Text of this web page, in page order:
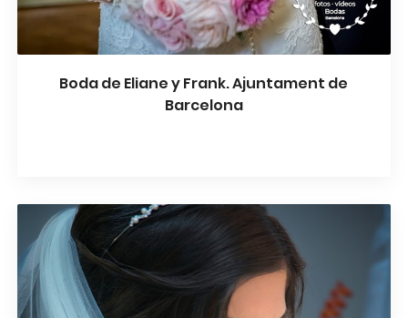
Boda de Eliane y Frank. Ajuntament de
Barcelona